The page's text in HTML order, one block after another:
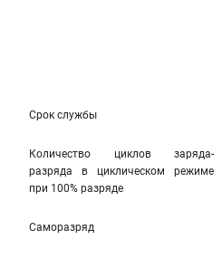
Срок службы
Количество циклов заряда-
разряда в циклическом режиме
при 100% разряде
Саморазряд